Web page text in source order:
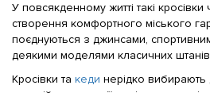
У повсякденному житті такі
створення комфортного міського
поєднуються з джинсами,
деякими моделями класичних
Кросівки та кеди нерідко